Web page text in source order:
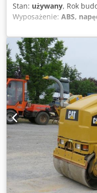
Stan: używany, Rok
Wyposażenie: ABS,
mobilna Caterpillar CAT
zaledwie 2617 godzin
koparkę mobilną
dobrym stanie, zadbana
użycia. Wyposażenie: *
pracy: 2617 *
wymiany narzędzi
system smarowania *
oszczędny silnik Diesla
serwisowana i znajduje
zarówno pod względem
gotowa do
do prac ziemnych,
ogólnych robót
możliwe po
Transport może być